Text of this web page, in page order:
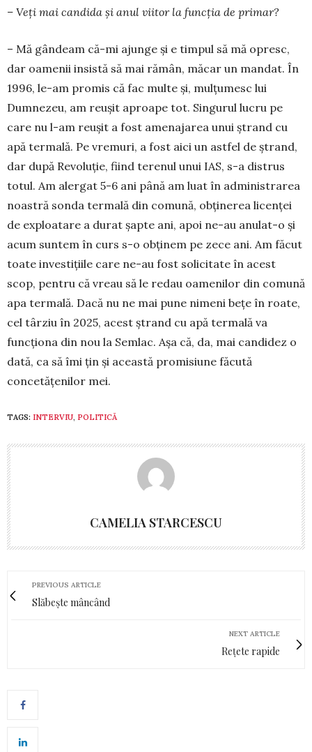
– Veți mai candida și anul viitor la funcția de primar?
– Mă gândeam că-mi ajunge și e timpul să mă opresc,
dar oamenii insistă să mai rămân, măcar un mandat. În
1996, le-am promis că fac multe și, mulțumesc lui
Dumnezeu, am reușit aproape tot. Singurul lucru pe
care nu l-am reușit a fost amenajarea unui ștrand cu
apă termală. Pe vremuri, a fost aici un astfel de ștrand,
dar după Revoluție, fiind terenul unui IAS, s-a distrus
totul. Am alergat 5-6 ani până am luat în administrarea
noastră sonda termală din comună, obținerea licenței
de exploatare a durat șapte ani, apoi ne-au anulat-o și
acum suntem în curs s-o obținem pe zece ani. Am făcut
toate investițiile care ne-au fost solicitate în acest
scop, pentru că vreau să le redau oamenilor din comună
apa termală. Dacă nu ne mai pune nimeni bețe în roate,
cel târziu în 2025, acest ștrand cu apă termală va
funcționa din nou la Semlac. Așa că, da, mai candidez o
dată, ca să îmi țin și această promisiune făcută
concetățenilor mei.
TAGS: INTERVIU, POLITICĂ
CAMELIA STARCESCU
PREVIOUS ARTICLE
Slăbește mâncând
NEXT ARTICLE
Rețete rapide